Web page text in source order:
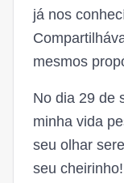
já nos
mesmos
No dia 29 de
minha vida
seu olhar
seu